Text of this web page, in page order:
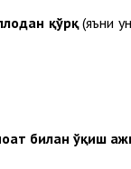
қўрқ(яъни
билан ўқиш